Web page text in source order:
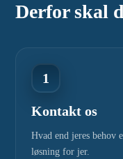
Derfor skal
1
Kontakt os
Hvad end jeres
løsning for jer.